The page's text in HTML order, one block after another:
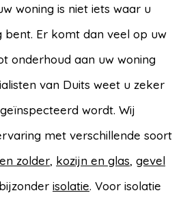
woning is niet iets waar u
bent. Er komt dan veel op uw
onderhoud aan uw woning
van Duits weet u zeker
wordt. Wij
met verschillende soort
zolder, kozijn en glas, gevel
isolatie. Voor isolatie